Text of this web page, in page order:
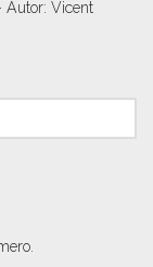
Autor: Vicent